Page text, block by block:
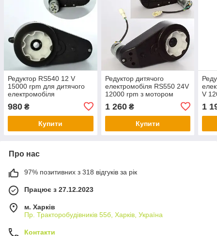
Редуктор RS540 12 V
15000 rpm для дитячого
електромобіля
980 ₴
Купити
Редуктор дитячого
електромобіля RS550 24V
12000 rpm з мотором
1 260₴
Купити
V
1
Про нас
97% позитивних з 318 відгуків за рік
Працює з 27.12.2023
м. Харків
Пр. Тракторобудiвникiв 55б, Харків, Україна
Контакти